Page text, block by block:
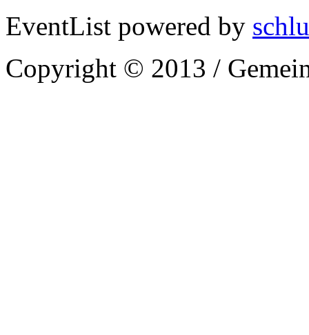
EventList powered by
Copyright © 2013 /